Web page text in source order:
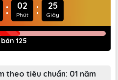
: 02
Phút : 24
Giây
125
theo tiêu chuẩn: 01 năm